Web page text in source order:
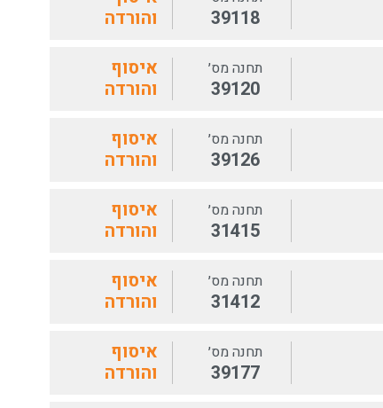
39118
והורדה
תחנה מס׳
39120
איסוף
והורדה
תחנה מס׳
39126
איסוף
והורדה
תחנה מס׳
31415
איסוף
והורדה
תחנה מס׳
31412
איסוף
והורדה
תחנה מס׳
39177
איסוף
והורדה